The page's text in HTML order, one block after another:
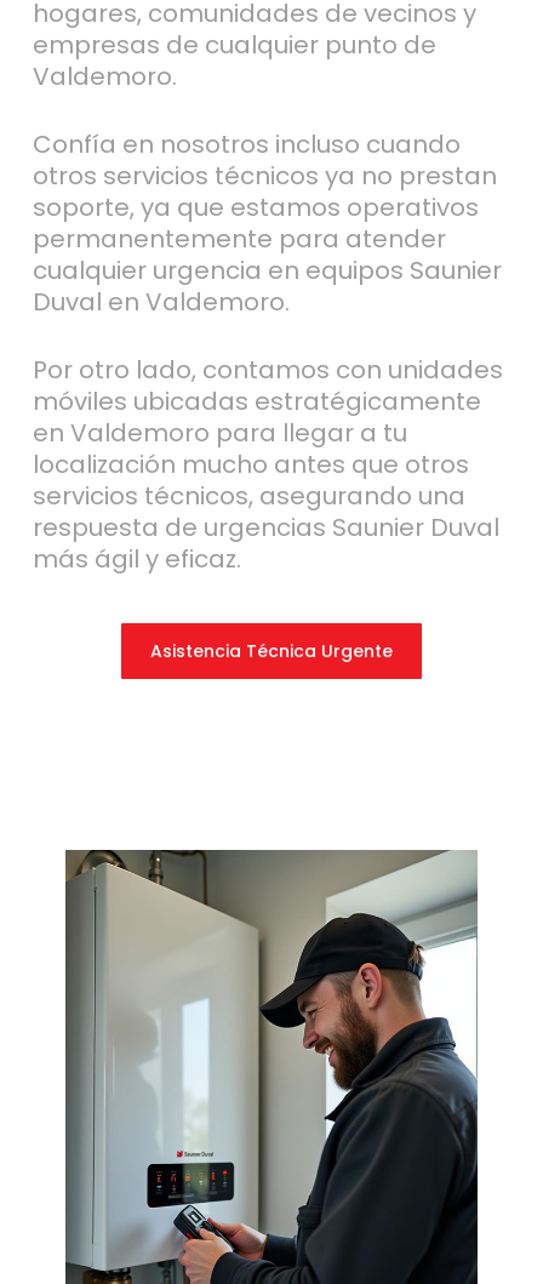
hogares, comunidades de vecinos y
empresas de cualquier punto de
Valdemoro.
Confía en nosotros incluso cuando
otros servicios técnicos ya no prestan
soporte, ya que estamos operativos
permanentemente para atender
cualquier urgencia en equipos Saunier
Duval en Valdemoro.
Por otro lado, contamos con unidades
móviles ubicadas estratégicamente
en Valdemoro para llegar a tu
localización mucho antes que otros
servicios técnicos, asegurando una
respuesta de urgencias Saunier Duval
más ágil y eficaz.
Asistencia Técnica Urgente